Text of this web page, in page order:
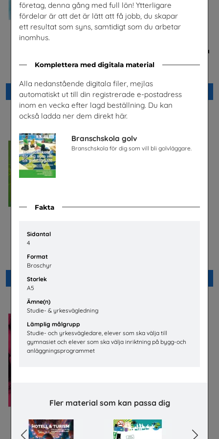
Fakta
Sidantal
4
Format
Broschyr
Storlek
A5
Ämne(n)
Studie- & yrkesvägledning
Lämplig målgrupp
Studie- och yrkesvägledare, elever som ska välja till
gymnasiet och elever som ska välja inriktning på bygg-och
anläggningsprogrammet
företag, denna gång med full lön! Ytterligare
fördelar är att det är lätt att få jobb, du skapar
ett resultat som syns, samtidigt som du arbetar
inomhus.
Komplettera med digitala material
Alla nedanstående digitala filer, mejlas
automatiskt ut till din registrerade e-postadress
inom en vecka efter lagd beställning. Du kan
också ladda ner dem direkt här.
Branschskola golv
Branschskola för dig som vill bli golvläggare.
Fler material som kan passa dig
Previous Next
Installatörsföretagen Service i
Beställ 0kr
Bostäder, hyror och historia
Beställ 0kr
Möjligheter med el- och
energiprogrammet
Installatörsföretagen Service i
Sverige AB
Beställ 0kr
Säkra svar om hiv
Riksförbundet Noaks Ark
Checklista för undervisning
om pornografi